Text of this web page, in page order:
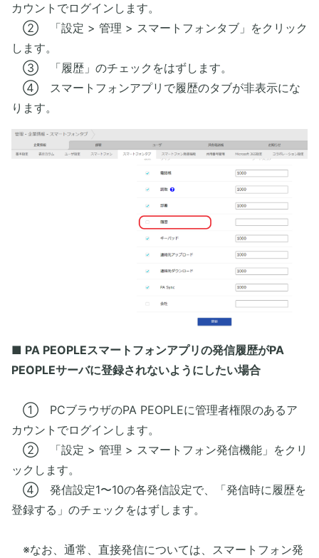
カウントでログインします。
② 「設定 > 管理 > スマートフォンタブ」をクリック
します。
③ 「履歴」のチェックをはずします。
④ スマートフォンアプリで履歴のタブが非表示にな
ります。
■ PA PEOPLEスマートフォンアプリの発信履歴がPA
PEOPLEサーバに登録されないようにしたい場合
① PCブラウザのPA PEOPLEに管理者権限のあるア
カウントでログインします。
② 「設定 > 管理 > スマートフォン発信機能」をクリ
ックします。
④ 発信設定1〜10の各発信設定で、「発信時に履歴を
登録する」のチェックをはずします。
※なお、通常、直接発信については、スマートフォン発